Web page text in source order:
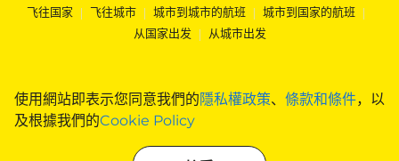
使用網站即表示您同意我們的隱私權政策、 條款和條件，以
及根據我們的Cookie Policy
飞往国家 | 飞往城市 | 城市到城市的航班 | 城市到国家的航班 |
从国家出发 | 从城市出发